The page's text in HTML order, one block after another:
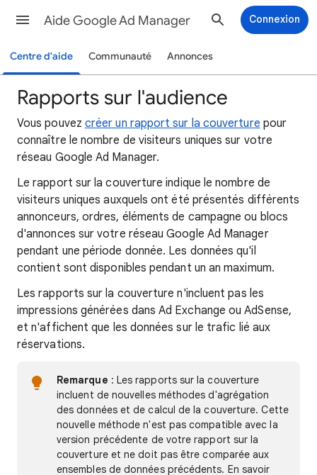
Aide Google Ad Manager Connexion
Centre d'aide Communauté Annonces
Rapports sur l'audience
Vous pouvez créer un rapport sur la couverture pour
connaître le nombre de visiteurs uniques sur votre
réseau Google Ad Manager.
Le rapport sur la couverture indique le nombre de
visiteurs uniques auxquels ont été présentés différents
annonceurs, ordres, éléments de campagne ou blocs
d'annonces sur votre réseau Google Ad Manager
pendant une période donnée. Les données qu'il
contient sont disponibles pendant un an maximum.
Les rapports sur la couverture n'incluent pas les
impressions générées dans Ad Exchange ou AdSense,
et n'affichent que les données sur le trafic lié aux
réservations.
Remarque : Les rapports sur la couverture
incluent de nouvelles méthodes d'agrégation
des données et de calcul de la couverture. Cette
nouvelle méthode n'est pas compatible avec la
version précédente de votre rapport sur la
couverture et ne doit pas être comparée aux
ensembles de données précédents. En savoir